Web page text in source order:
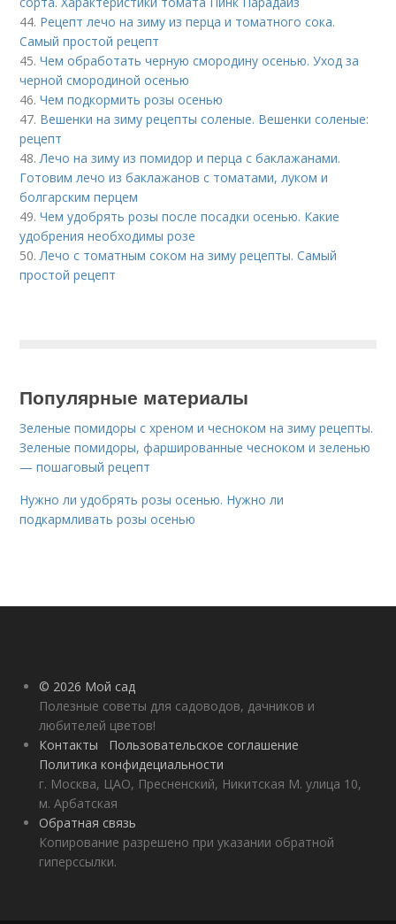
44. Рецепт лечо на зиму из перца и томатного сока.
Самый простой рецепт
45.Чем обработать черную смородину осенью. Уход за
черной смородиной осенью
46.Чем подкормить розы осенью
47. Вешенки на зиму рецепты соленые. Вешенки соленые:
рецепт
48.Лечо на зиму из помидор и перца с баклажанами.
Готовим лечо из баклажанов с томатами, луком и
болгарским перцем
49.Чем удобрять розы после посадки осенью. Какие
удобрения необходимы розе
50.Лечо с томатным соком на зиму рецепты. Самый
простой рецепт
Популярные материалы
Зеленые помидоры с хреном и чесноком на зиму рецепты.
Зеленые помидоры, фаршированные чесноком и зеленью
— пошаговый рецепт
Нужно ли удобрять розы осенью. Нужно ли
подкармливать розы осенью
© 2026 Мой сад
Полезные советы для садоводов, дачников и
любителей цветов!
Контакты
Пользовательское соглашение
Политика конфидециальности
г. Москва, ЦАО, Пресненский, Никитская М. улица 10,
м. Арбатская
Обратная связь
Копирование разрешено при указании обратной
гиперссылки.